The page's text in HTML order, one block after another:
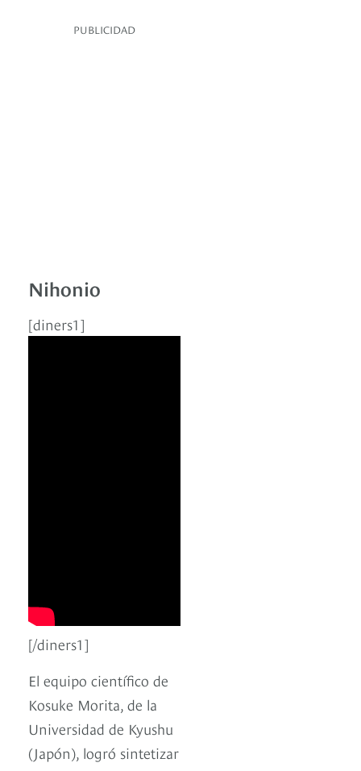
PUBLICIDAD
Nihonio
[diners1]
[/diners1]
El equipo científico de
Kosuke Morita, de la
Universidad de Kyushu
(Japón), logró sintetizar